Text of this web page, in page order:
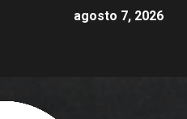
agosto 7, 2026